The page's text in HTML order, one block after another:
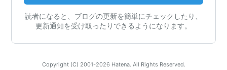
読者になると、ブログの更新を簡単にチェックしたり、
更新通知を受け取ったりできるようになります。
Copyright (C) 2001-2026 Hatena. All Rights Reserved.